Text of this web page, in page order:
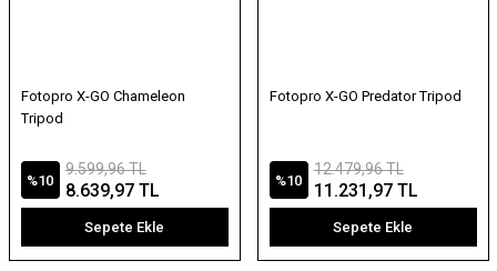
Fotopro X-GO Chameleon
Tripod
%10
9.599,96 TL
8.639,97 TL
Sepete Ekle
Fotopro X-GO Predator Tripod
%10
12.479,96 TL
11.231,97 TL
Sepete Ekle